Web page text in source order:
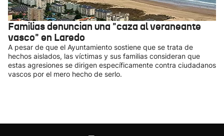
Familias denuncian una "caza al veraneante
vasco" en Laredo
A pesar de que el Ayuntamiento sostiene que se trata de
hechos aislados, las víctimas y sus familias consideran que
estas agresiones se dirigen específicamente contra ciudadanos
vascos por el mero hecho de serlo.